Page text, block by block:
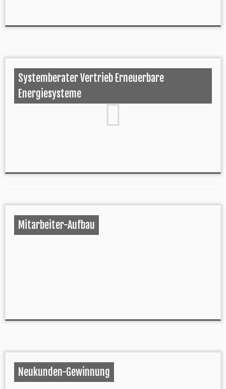
Systemberater Vertrieb Erneuerbare
Energiesysteme
Mitarbeiter-Aufbau
Neukunden-Gewinnung